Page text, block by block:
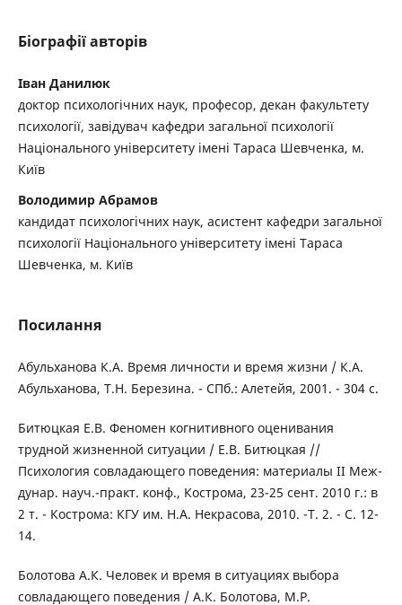
Біографії авторів
Іван Данилюк
доктор психологічних наук, професор, декан факультету
психології, завідувач кафедри загальної психології
Національного університету імені Тараса Шевченка, м.
Київ
Володимир Абрамов
кандидат психологічних наук, асистент кафедри загальної
психології Національного університету імені Тараса
Шевченка, м. Київ
Посилання
Абульханова К.А. Время личности и время жизни / К.А.
Абульханова, Т.Н. Березина. - СПб.: Алетейя, 2001. - 304 с.
Битюцкая Е.В. Феномен когнитивного оценивания
трудной жизненной ситуации / Е.В. Битюцкая //
Психология совладающего поведения: материалы II Меж-
дунар. науч.-практ. конф., Кострома, 23-25 сент. 2010 г.: в
2 т. - Кострома: КГУ им. Н.А. Некрасова, 2010. -Т. 2. - С. 12-
14.
Болотова А.К. Человек и время в ситуациях выбора
совладающего поведения / А.К. Болотова, М.Р.